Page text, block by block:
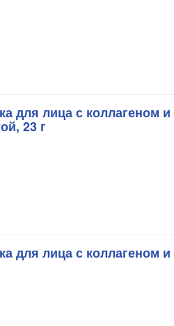
для лица с коллагеном и
23 г
для лица с коллагеном и